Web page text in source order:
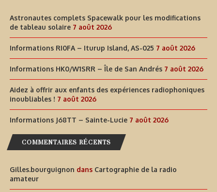
Astronautes complets Spacewalk pour les modifications
de tableau solaire 7 août 2026
Informations RI0FA – Iturup Island, AS-025 7 août 2026
Informations HK0/W1SRR – Île de San Andrés 7 août 2026
Aidez à offrir aux enfants des expériences radiophoniques
inoubliables ! 7 août 2026
Informations J68TT – Sainte-Lucie 7 août 2026
COMMENTAIRES RÉCENTS
Gilles.bourguignon dans Cartographie de la radio
amateur